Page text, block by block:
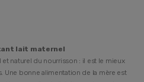
lait maternel
et naturel du nourrisson : il est le mieux
Une bonne alimentation de la mère est